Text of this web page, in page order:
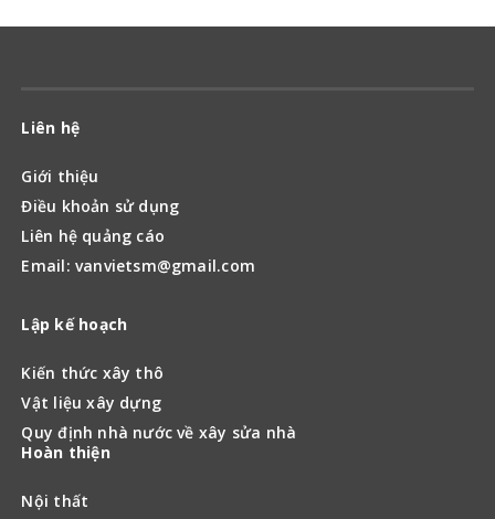
Liên hệ
Giới thiệu
Điều khoản sử dụng
Liên hệ quảng cáo
Email: vanvietsm@gmail.com
Lập kế hoạch
Kiến thức xây thô
Vật liệu xây dựng
Quy định nhà nước về xây sửa nhà
Hoàn thiện
Nội thất